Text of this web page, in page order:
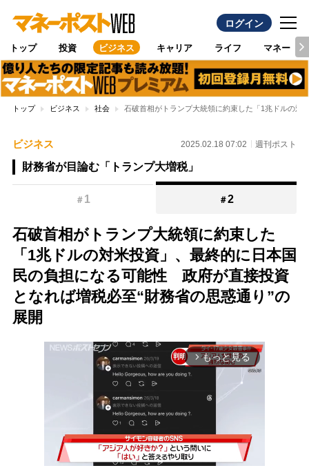
ログイン
トップ 投資 ビジネス キャリア ライフ マネー
トップ ビジネス 社会 石破首相がトランプ大統領に約束した「1兆ドルの
ビジネス 2025.02.18 07:02 週刊ポスト
財務省が目論む「トランプ大増税」
＃ 1 ＃2
石破首相がトランプ大統領に約束した
「1兆ドルの対米投資」、最終的に日本国
民の負担になる可能性 政府が直接投資
となれば増税必至“財務省の思惑通り”の
展開
arrow_forward_ios もっと見る